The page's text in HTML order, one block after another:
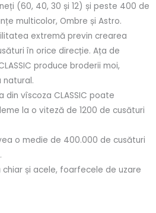
(60, 40, 30 și 12) și peste 400 de
multicolor, Ombre și Astro.
extremă previn crearea
în orice direcție. Ața de
produce broderii moi,
natural.
vîscoza CLASSIC poate
la o viteză de 1200 de cusături
o medie de 400.000 de cusături
chiar și acele, foarfecele de uzare